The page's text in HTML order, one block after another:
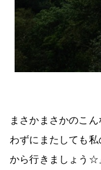
まさかまさかのこ
わずにまたしても
から行きましょう